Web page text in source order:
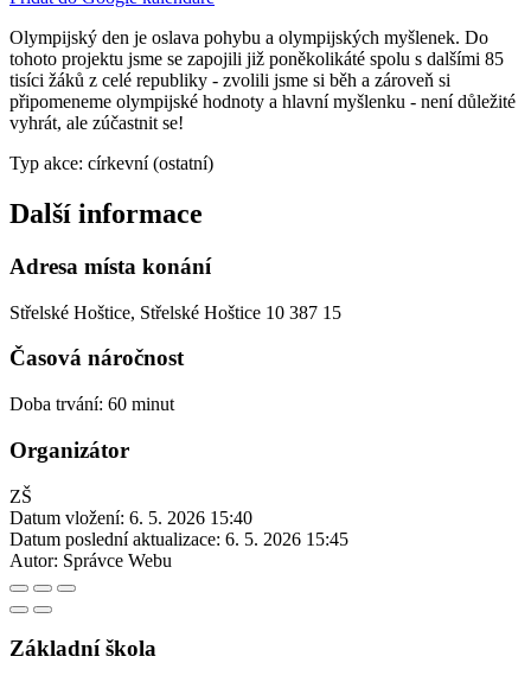
Olympijský den je oslava pohybu a olympijských myšlenek. Do
tohoto projektu jsme se zapojili již poněkolikáté spolu s dalšími 85
tisíci žáků z celé republiky - zvolili jsme si běh a zároveň si
připomeneme olympijské hodnoty a hlavní myšlenku - není důležité
vyhrát, ale zúčastnit se!
Typ akce: církevní (ostatní)
Další informace
Adresa místa konání
Střelské Hoštice, Střelské Hoštice 10 387 15
Časová náročnost
Doba trvání: 60 minut
Organizátor
ZŠ
Datum vložení: 6. 5. 2026 15:40
Datum poslední aktualizace: 6. 5. 2026 15:45
Autor: Správce Webu
Základní škola